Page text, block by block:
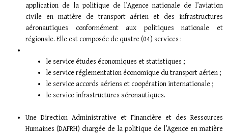
application de la politique de l’Agence nationale de l’aviation
civile en matière de transport aérien et des infrastructures
aéronautiques conformément aux politiques nationale et
régionale. Elle est composée de quatre (04) services :
le service études économiques et statistiques ;
le service réglementation économique du transport aérien ;
le service accords aériens et coopération internationale ;
le service infrastructures aéronautiques.
Une Direction Administrative et Financière et des Ressources
Humaines (DAFRH) chargée de la politique de l’Agence en matière